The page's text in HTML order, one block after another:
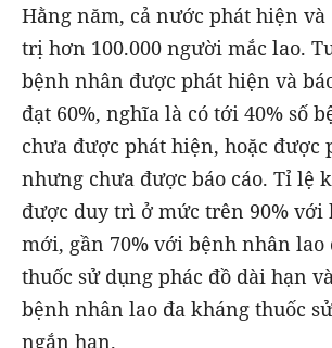
Hằng năm, cả nước phát hiện
trị hơn 100.000 người mắc lao.
bệnh nhân được phát hiện và
đạt 60%, nghĩa là có tới 40% số
chưa được phát hiện, hoặc được
nhưng chưa được báo cáo. Tỉ lệ
được duy trì ở mức trên 90% với
mới, gần 70% với bệnh nhân lao
thuốc sử dụng phác đồ dài hạn
bệnh nhân lao đa kháng thuốc
ngắn hạn.